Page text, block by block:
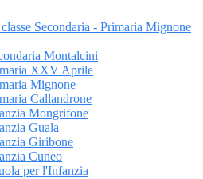
Secondaria - Primaria Mignone
Montalcini
XXV Aprile
Mignone
Callandrone
Mongrifone
Guala
Giribone
Cuneo
per l'Infanzia